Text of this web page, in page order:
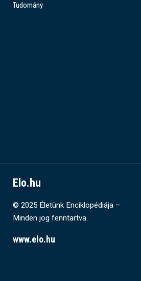
Tudomány
Elo.hu
© 2025 Életünk Enciklopédiája –
Minden jog fenntartva.
www.elo.hu